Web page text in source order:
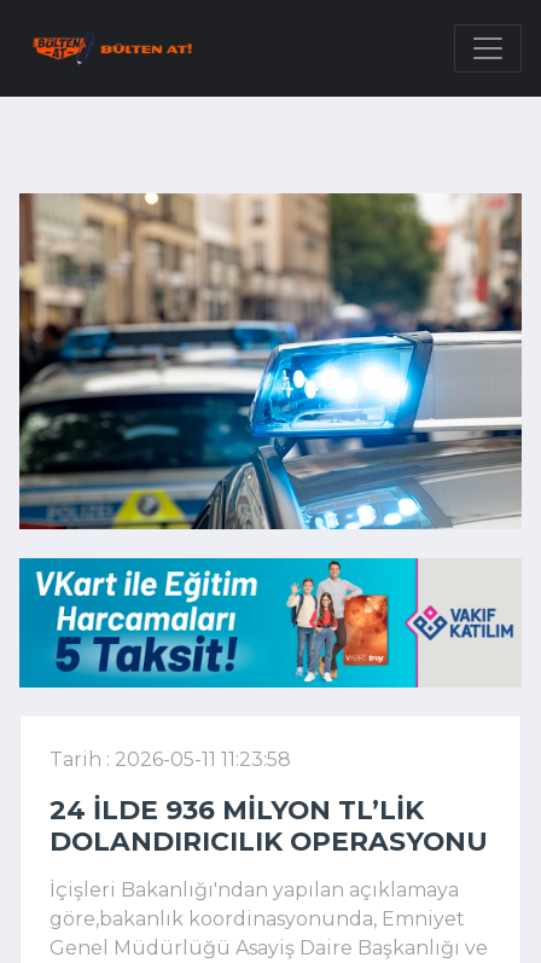
Tarih : 2026-05-11 11:23:58
24 ILDE 936 MILYON TL’LIK
DOLANDIRICILIK OPERASYONU
İçişleri Bakanlığı'ndan yapılan açıklamaya
göre,bakanlık koordinasyonunda, Emniyet
Genel Müdürlüğü Asayiş Daire Başkanlığı ve